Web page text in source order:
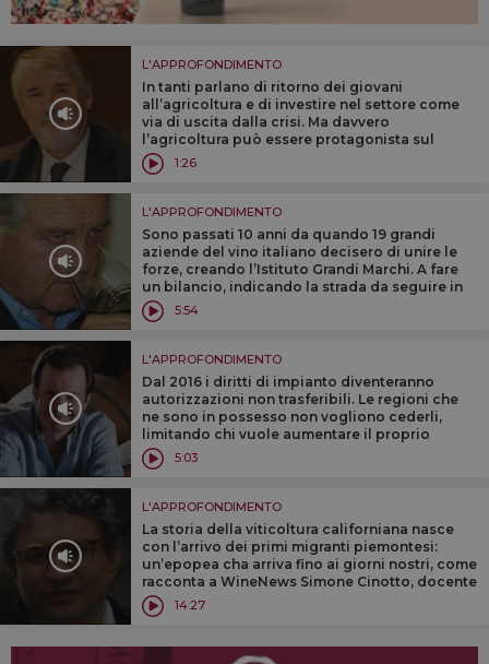
L'APPROFONDIMENTO
In tanti parlano di ritorno dei giovani
all’agricoltura e di investire nel settore come
via di uscita dalla crisi. Ma davvero
l’agricoltura può essere protagonista sul
fronte dell’occupazione? A Winenews il
Ministro del Lavoro, Giuliano Poletti
1:26
L'APPROFONDIMENTO
Sono passati 10 anni da quando 19 grandi
aziende del vino italiano decisero di unire le
forze, creando l’Istituto Grandi Marchi. A fare
un bilancio, indicando la strada da seguire in
futuro, è il presidente dell’Istituto, Piero
Antinori, a WineNews
5:54
L'APPROFONDIMENTO
Dal 2016 i diritti di impianto diventeranno
autorizzazioni non trasferibili. Le regioni che
ne sono in possesso non vogliono cederli,
limitando chi vuole aumentare il proprio
vigneto. A spiegare la situazione il presidente
Uiv, Domenico Zonin
5:03
L'APPROFONDIMENTO
La storia della viticoltura californiana nasce
con l’arrivo dei primi migranti piemontesi:
un’epopea cha arriva fino ai giorni nostri, come
racconta a WineNews Simone Cinotto, docente
dell’Università di Scienze Gastronomiche di
Pollenzo
14:27